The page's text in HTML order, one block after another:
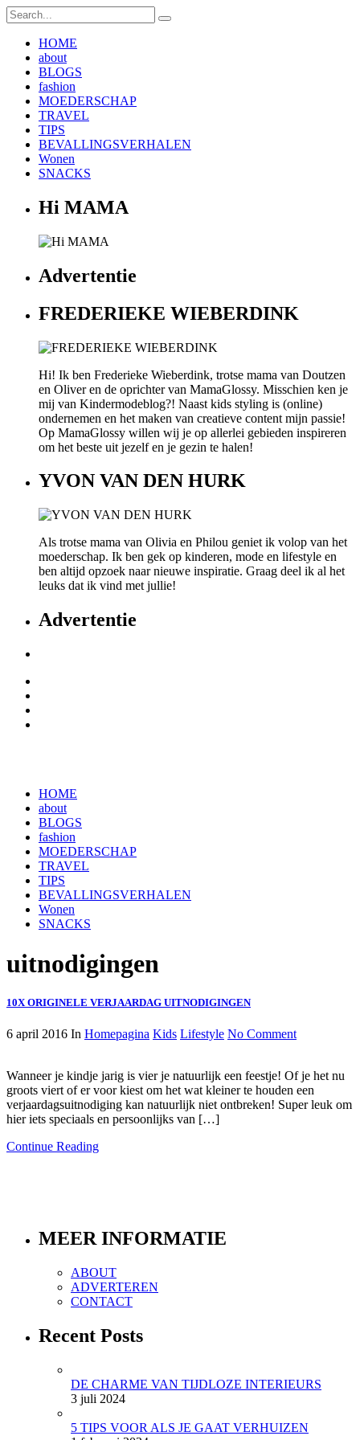
HOME
about
BLOGS
fashion
MOEDERSCHAP
TRAVEL
TIPS
BEVALLINGSVERHALEN
Wonen
SNACKS
Hi MAMA
Advertentie
FREDERIEKE WIEBERDINK
Hi! Ik ben Frederieke Wieberdink, trotse mama van Doutzen
en Oliver en de oprichter van MamaGlossy. Misschien ken je
mij van Kindermodeblog?! Naast kids styling is (online)
ondernemen en het maken van creatieve content mijn passie!
Op MamaGlossy willen wij je op allerlei gebieden inspireren
om het beste uit jezelf en je gezin te halen!
YVON VAN DEN HURK
Als trotse mama van Olivia en Philou geniet ik volop van het
moederschap. Ik ben gek op kinderen, mode en lifestyle en
ben altijd opzoek naar nieuwe inspiratie. Graag deel ik al het
leuks dat ik vind met jullie!
Advertentie
HOME
about
BLOGS
fashion
MOEDERSCHAP
TRAVEL
TIPS
BEVALLINGSVERHALEN
Wonen
SNACKS
uitnodigingen
10X ORIGINELE VERJAARDAG UITNODIGINGEN
6 april 2016 In Homepagina Kids Lifestyle No Comment
Wanneer je kindje jarig is vier je natuurlijk een feestje! Of je het nu
groots viert of er voor kiest om het wat kleiner te houden een
verjaardagsuitnodiging kan natuurlijk niet ontbreken! Super leuk om
hier iets speciaals en persoonlijks van […]
Continue Reading
MEER INFORMATIE
ABOUT
ADVERTEREN
CONTACT
Recent Posts
DE CHARME VAN TIJDLOZE INTERIEURS
3 juli 2024
5 TIPS VOOR ALS JE GAAT VERHUIZEN